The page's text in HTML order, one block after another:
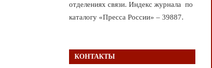
отделениях связи. Индекс журнала по
каталогу «Пресса России» – 39887.
КОНТАКТЫ